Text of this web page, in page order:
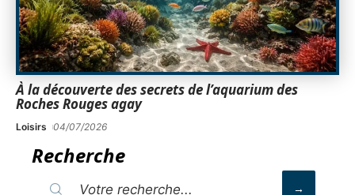
À la découverte des secrets de l’aquarium des
Roches Rouges agay
Loisirs 04/07/2026
Recherche